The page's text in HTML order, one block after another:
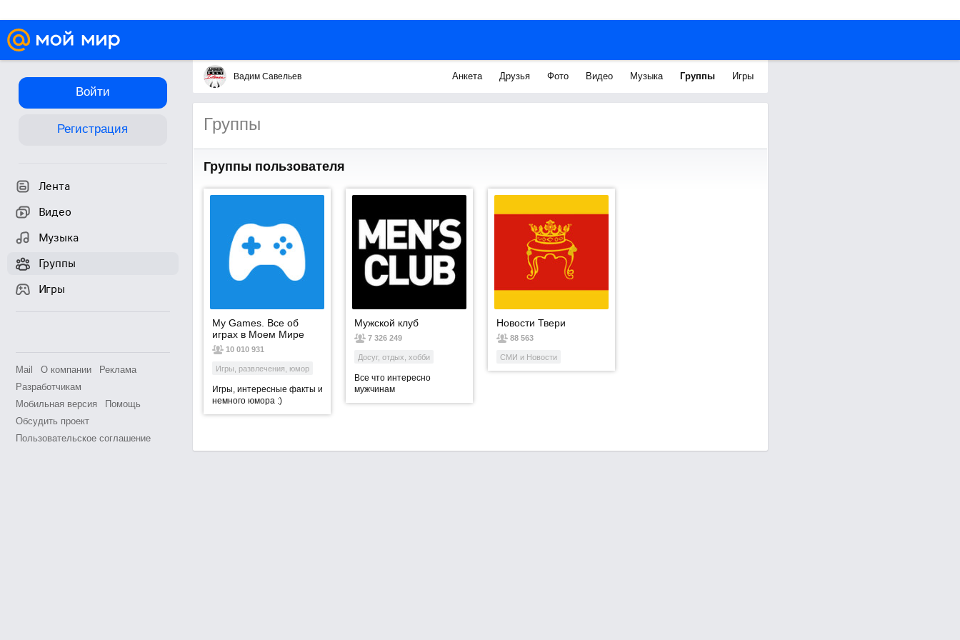
Войти
Регистрация
Лента
Видео
Музыка
Группы
Игры
Mail О компании
Реклама
Разработчикам
Мобильная версия
Помощь
Обсудить проект
Пользовательское соглашение
Вадим Савельев Анкета Друзья Фото Видео Музыка Группы Игры
Группы
Группы пользователя
Мy Games. Все об
играх в Моем Мире
10 010 931
Игры, развлечения, юмор
Игры, интересные факты и
немного юмора :)
Мужской клуб
7 326 249
Досуг, отдых, хобби
Все что интересно
мужчинам
Новости Твери
88 563
СМИ и Новости